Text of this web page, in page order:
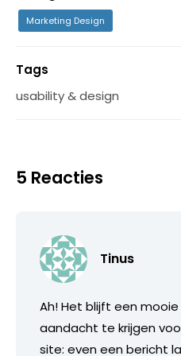
Marketing Design
Tags
usability & design
5 Reacties
Tinus
Ah! Het blijft een
aandacht te krijgen
site: even een bericht